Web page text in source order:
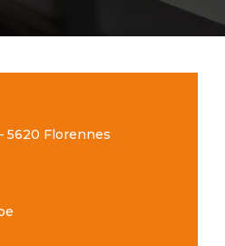
5620 Florennes